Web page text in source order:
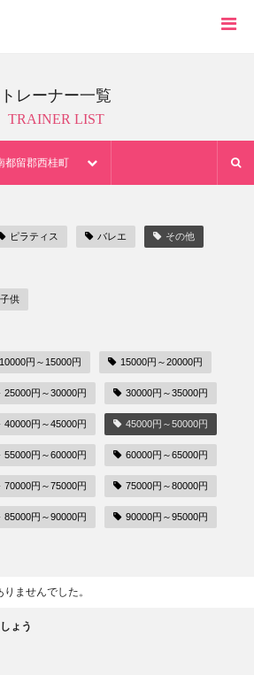
トレーナー一覧
TRAINER LIST
都留郡西桂町
ピラティス バレエ その他
子供
10000円～15000円 15000円～20000円
25000円～30000円 30000円～35000円
40000円～45000円 45000円～50000円
55000円～60000円 60000円～65000円
70000円～75000円 75000円～80000円
85000円～90000円 90000円～95000円
ませんでした。
ょう